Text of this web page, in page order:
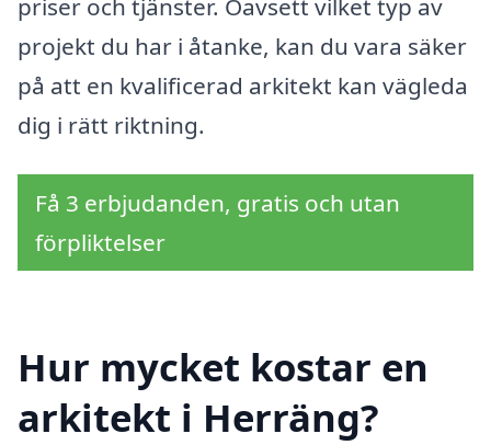
priser och tjänster. Oavsett vilket typ av
projekt du har i åtanke, kan du vara säker
på att en kvalificerad arkitekt kan vägleda
dig i rätt riktning.
Få 3 erbjudanden, gratis och utan
förpliktelser
Hur mycket kostar en
arkitekt i Herräng?